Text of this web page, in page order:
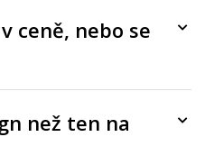
ceně, nebo se
než ten na